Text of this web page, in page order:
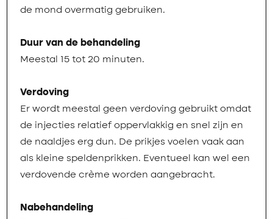
de mond overmatig gebruiken.
Duur van de behandeling
Meestal 15 tot 20 minuten.
Verdoving
Er wordt meestal geen verdoving gebruikt omdat
de injecties relatief oppervlakkig en snel zijn en
de naaldjes erg dun. De prikjes voelen vaak aan
als kleine speldenprikken. Eventueel kan wel een
verdovende crème worden aangebracht.
Nabehandeling